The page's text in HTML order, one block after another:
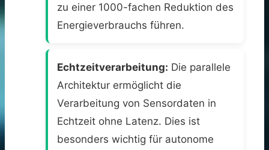
zu einer 1000-fachen Reduktion des
Energieverbrauchs führen.
Echtzeitverarbeitung: Die parallele
Architektur ermöglicht die
Verarbeitung von Sensordaten in
Echtzeit ohne Latenz. Dies ist
besonders wichtig für autonome